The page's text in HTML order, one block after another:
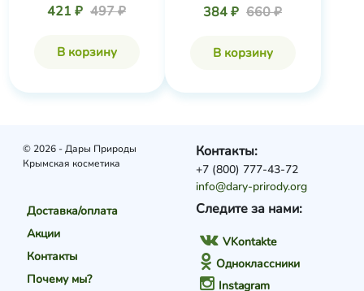
421 ₽ 497 ₽
В корзину
384 ₽ 660 ₽
В корзину
© 2026 - Дары Природы
Крымская косметика
Доставка/оплата
Акции
Контакты
Почему мы?
Следите за нами:
VKontakte
Одноклассники
Instagram
Контакты:
+7 (800) 777-43-72
info@dary-prirody.org